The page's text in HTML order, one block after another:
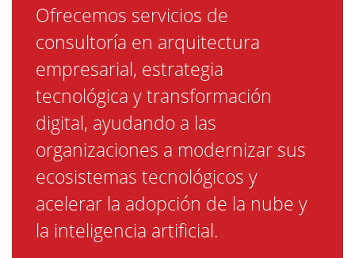
Ofrecemos servicios de
consultoría en arquitectura
empresarial, estrategia
tecnológica y transformación
digital, ayudando a las
organizaciones a modernizar sus
ecosistemas tecnológicos y
acelerar la adopción de la nube y
la inteligencia artificial.